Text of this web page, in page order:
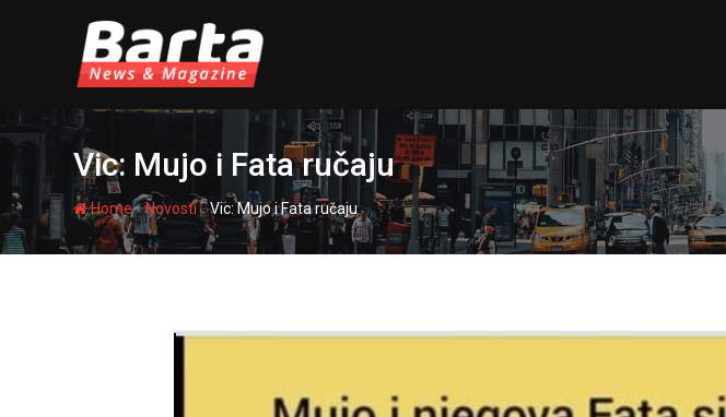
Vic: Mujo i Fata ručaju
Home-Novosti-Vic: Mujo i Fata ručaju